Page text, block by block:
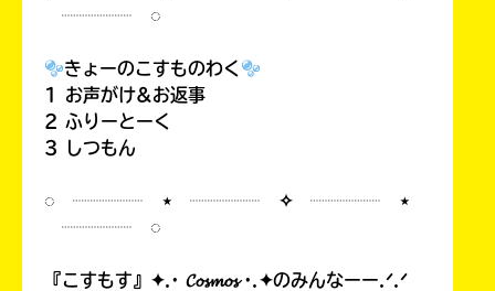
┈┈┈┈ ◌
きょーのこすものわく
1 お声がけ&お返事
2 ふりーとーく
3 しつもん
◌ ┈┈┈┈ ⋆ ┈┈┈┈ ✧ ┈┈┈┈ ⋆
┈┈┈┈ ◌
『こすもす』✦.· 𝓒𝓸𝓼𝓶𝓸𝓼 ·.✦のみんなーー.ᐟ.ᐟ